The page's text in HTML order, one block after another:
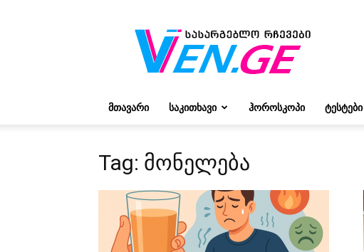
ვივიენისგან
ᲛᲗᲐᲕᲐᲠᲘ ᲡᲐᲙᲘᲗᲮᲐᲕᲘ ᲰᲝᲠᲝᲡᲙᲝᲞᲘ ᲢᲔᲡᲢᲔᲑᲘ
Tag: მონელება